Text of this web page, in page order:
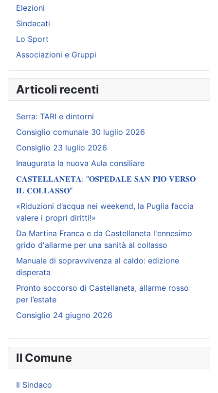
Elezioni
Sindacati
Lo Sport
Associazioni e Gruppi
Articoli recenti
Serra: TARI e dintorni
Consiglio comunale 30 luglio 2026
Consiglio 23 luglio 2026
Inaugurata la nuova Aula consiliare
𝐂𝐀𝐒𝐓𝐄𝐋𝐋𝐀𝐍𝐄𝐓𝐀: “𝐎𝐒𝐏𝐄𝐃𝐀𝐋𝐄 𝐒𝐀𝐍 𝐏𝐈𝐎 𝐕𝐄𝐑𝐒𝐎
𝐈𝐋 𝐂𝐎𝐋𝐋𝐀𝐒𝐒𝐎"
«Riduzioni d’acqua nei weekend, la Puglia faccia
valere i propri diritti!»
Da Martina Franca e da Castellaneta l'ennesimo
grido d'allarme per una sanità al collasso
Manuale di sopravvivenza al caldo: edizione
disperata
Pronto soccorso di Castellaneta, allarme rosso
per l’estate
Consiglio 24 giugno 2026
Il Comune
Il Sindaco